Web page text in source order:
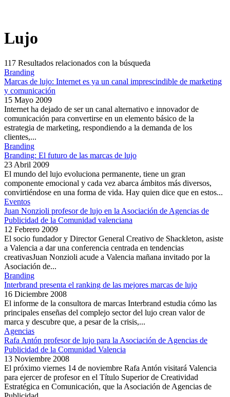
Lujo
117 Resultados relacionados con la búsqueda
Branding
Marcas de lujo: Internet es ya un canal imprescindible de marketing
y comunicación
15 Mayo 2009
Internet ha dejado de ser un canal alternativo e innovador de
comunicación para convertirse en un elemento básico de la
estrategia de marketing, respondiendo a la demanda de los
clientes,...
Branding
Branding: El futuro de las marcas de lujo
23 Abril 2009
El mundo del lujo evoluciona permanente, tiene un gran
componente emocional y cada vez abarca ámbitos más diversos,
convirtiéndose en una forma de vida. Hay quien dice que en estos...
Eventos
Juan Nonzioli profesor de lujo en la Asociación de Agencias de
Publicidad de la Comunidad valenciana
12 Febrero 2009
El socio fundador y Director General Creativo de Shackleton, asiste
a Valencia a dar una conferencia centrada en tendencias
creativasJuan Nonzioli acude a Valencia mañana invitado por la
Asociación de...
Branding
Interbrand presenta el ranking de las mejores marcas de lujo
16 Diciembre 2008
El informe de la consultora de marcas Interbrand estudia cómo las
principales enseñas del complejo sector del lujo crean valor de
marca y descubre que, a pesar de la crisis,...
Agencias
Rafa Antón profesor de lujo para la Asociación de Agencias de
Publicidad de la Comunidad Valencia
13 Noviembre 2008
El próximo viernes 14 de noviembre Rafa Antón visitará Valencia
para ejercer de profesor en el Título Superior de Creatividad
Estratégica en Comunicación, que la Asociación de Agencias de